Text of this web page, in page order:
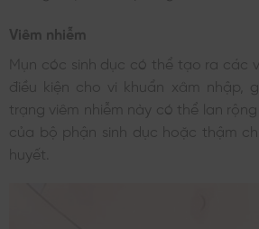
Viêm nhiễm
Mụn cóc sinh dục có thể tạo ra các
điều kiện cho vi khuẩn xâm nhập,
trạng viêm nhiễm này có thể lan rộng
của bộ phận sinh dục hoặc thậm
huyết.